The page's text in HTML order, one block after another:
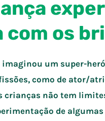
com os
imaginou um super-
como de ator/
crianças não tem
de